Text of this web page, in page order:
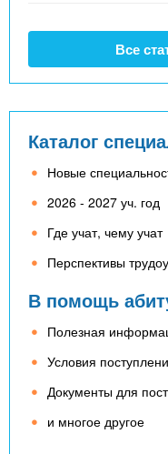
Все
Каталог
Новые
2026 - 2027 уч. год
Где учат, чему учат
Перспективы
В помощь
Полезная
Условия
Документы для
и многое другое